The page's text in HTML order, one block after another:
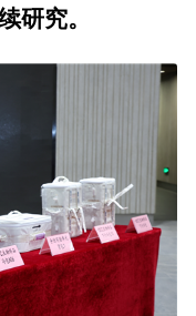
研究。